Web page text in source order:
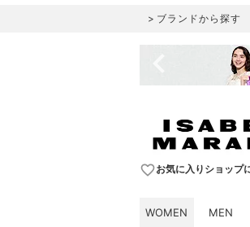
ブランドから探す
favorite_borderお気に入りショップ
WOMEN MEN